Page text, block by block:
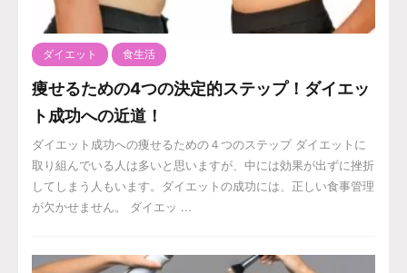
ダイエット 食生活
痩せるための4つの決定的ステップ！ダイエッ
ト成功への近道！
ダイエット成功への痩せるための４つのステップ ダイエットに
取り組んでいる人は多いと思いますが、中には効果が出ずに挫折
してしまう人もいます。ダイエットの成功には、正しい食事管理
が欠かせません。 ダイエッ ...